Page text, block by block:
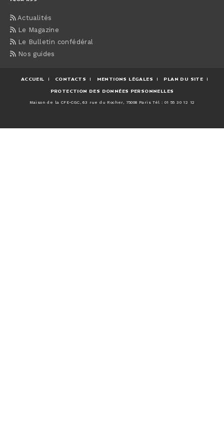
Actualités
Le Magazine
Le Bulletin confédéral
Nos guides
ACCUEIL CONTACTS MENTIONS LÉGALES PLAN DU SITE
PROTECTION DES DONNÉES PERSONNELLES
Maison de la CFE-CGC, 63 rue du Rocher, 75008 Paris Tél : 01 55 30 12 12